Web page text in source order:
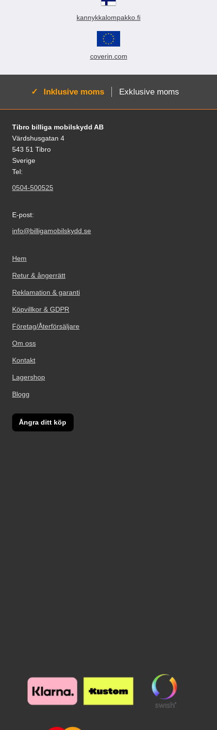
kannykkalompakko.fi
coverin.com
Aktiv:
Inklusive moms Exklusive moms
Sidfot Blandad info och länkar
Tibro billiga mobilskydd AB
Värdshusgatan 4
543 51 Tibro
Sverige
Tel:
0504-500525
E-post:
info@billigamobilskydd.se
Hem
Retur & ångerrätt
Reklamation & garanti
Köpvillkor & GDPR
Företag/Återförsäljare
Om oss
Kontakt
Lagershop
Blogg
Ångra ditt köp